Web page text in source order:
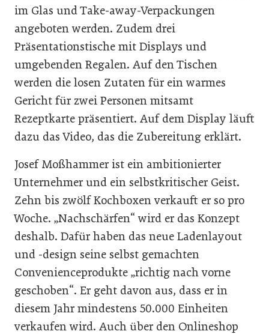
im Glas und Take-away-Verpackungen
angeboten werden. Zudem drei
Präsentationstische mit Displays und
umgebenden Regalen. Auf den Tischen
werden die losen Zutaten für ein warmes
Gericht für zwei Personen mitsamt
Rezeptkarte präsentiert. Auf dem Display läuft
dazu das Video, das die Zubereitung erklärt.
Josef Moßhammer ist ein ambitionierter
Unternehmer und ein selbstkritischer Geist.
Zehn bis zwölf Kochboxen verkauft er so pro
Woche. „Nachschärfen“ wird er das Konzept
deshalb. Dafür haben das neue Ladenlayout
und -design seine selbst gemachten
Convenienceprodukte „richtig nach vorne
geschoben“. Er geht davon aus, dass er in
diesem Jahr mindestens 50.000 Einheiten
verkaufen wird. Auch über den Onlineshop